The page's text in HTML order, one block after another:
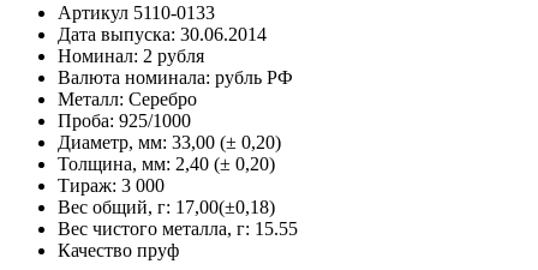
Артикул 5110-0133
Дата выпуска: 30.06.2014
Номинал: 2 рубля
Валюта номинала: рубль РФ
Металл: Серебро
Проба: 925/1000
Диаметр, мм: 33,00 (± 0,20)
Толщина, мм: 2,40 (± 0,20)
Тираж: 3 000
Вес общий, г: 17,00(±0,18)
Вес чистого металла, г: 15.55
Качество пруф